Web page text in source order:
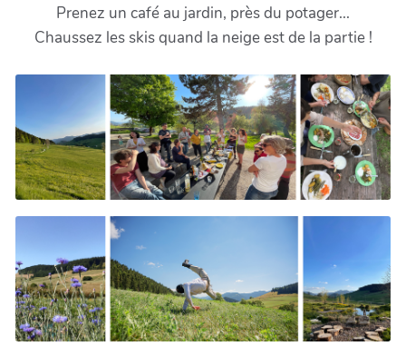
Prenez un café au jardin, près du potager...
Chaussez les skis quand la neige est de la partie !